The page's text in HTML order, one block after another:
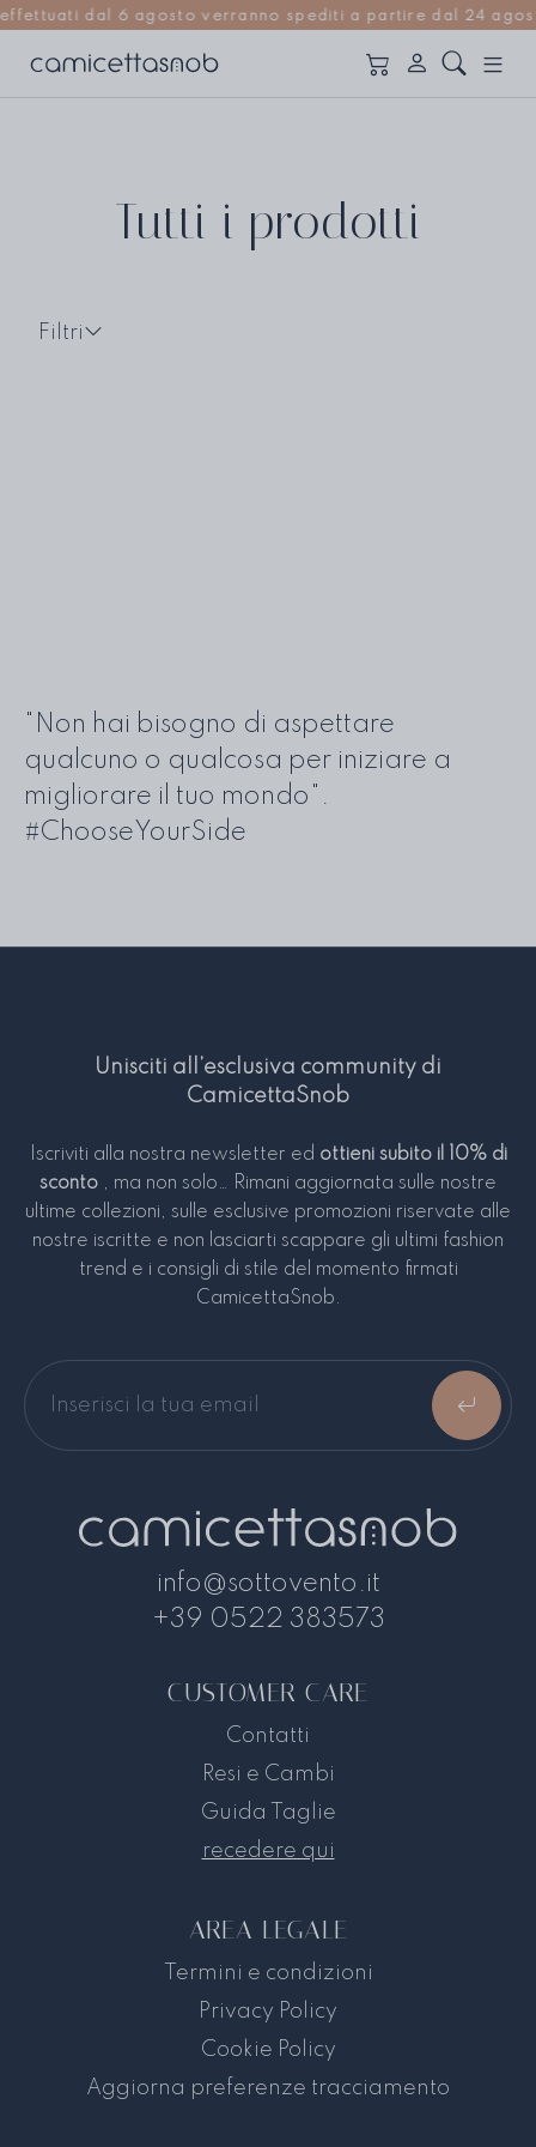
dal 6 agosto verranno spediti a partire dal 24 agosto
Entra nella
nostra Community
Iscriviti alla newsletter per ottenere subito
Tutti i prodotti
Filtri
"Non hai bisogno di aspettare
qualcuno o qualcosa per iniziare a
migliorare il tuo mondo".
#ChooseYourSide
Unisciti all’esclusiva community di
CamicettaSnob
Iscriviti alla nostra newsletter ed ottieni subito il 10% di
sconto , ma non solo… Rimani aggiornata sulle nostre
ultime collezioni, sulle esclusive promozioni riservate alle
nostre iscritte e non lasciarti scappare gli ultimi fashion
trend e i consigli di stile del momento firmati
CamicettaSnob.
info@sottovento.it
+39 0522 383573
CUSTOMER CARE
Contatti
Resi e Cambi
Guida Taglie
recedere qui
AREA LEGALE
Termini e condizioni
Privacy Policy
Cookie Policy
Aggiorna preferenze tracciamento